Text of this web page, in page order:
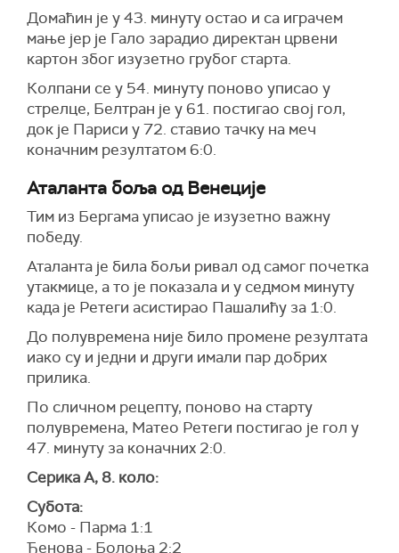
Домаћин је у 43. минуту остао и са играчем
мање јер је Гало зарадио директан црвени
картон због изузетно грубог старта.
Колпани се у 54. минуту поново уписао у
стрелце, Белтран је у 61. постигао свој гол,
док је Париси у 72. ставио тачку на меч
коначним резултатом 6:0.
Аталанта боља од Венеције
Тим из Бергама уписао је изузетно важну
победу.
Аталанта је била бољи ривал од самог почетка
утакмице, а то је показала и у седмом минуту
када је Ретеги асистирао Пашалићу за 1:0.
До полувремена није било промене резултата
иако су и једни и други имали пар добрих
прилика.
По сличном рецепту, поново на старту
полувремена, Матео Ретеги постигао је гол у
47. минуту за коначних 2:0.
Серика А, 8. коло:
Субота:
Комо - Парма 1:1
Ђенова - Болоња 2:2